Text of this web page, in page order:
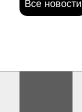
Все новости